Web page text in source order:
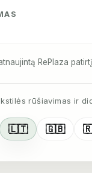
RePlaza
rūšiavimas ir
🇱🇹 🇬🇧